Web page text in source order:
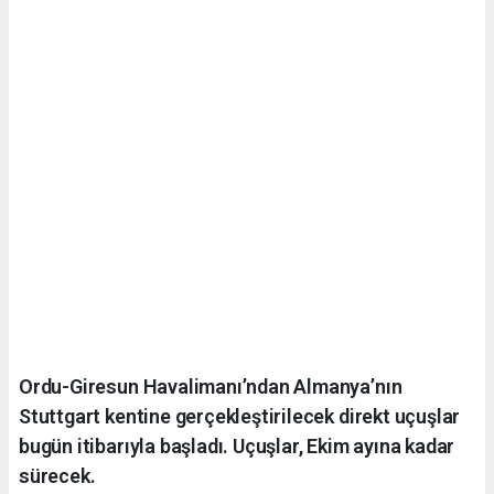
Ordu-Giresun Havalimanı’ndan Almanya’nın
Stuttgart kentine gerçekleştirilecek direkt uçuşlar
bugün itibarıyla başladı. Uçuşlar, Ekim ayına kadar
sürecek.